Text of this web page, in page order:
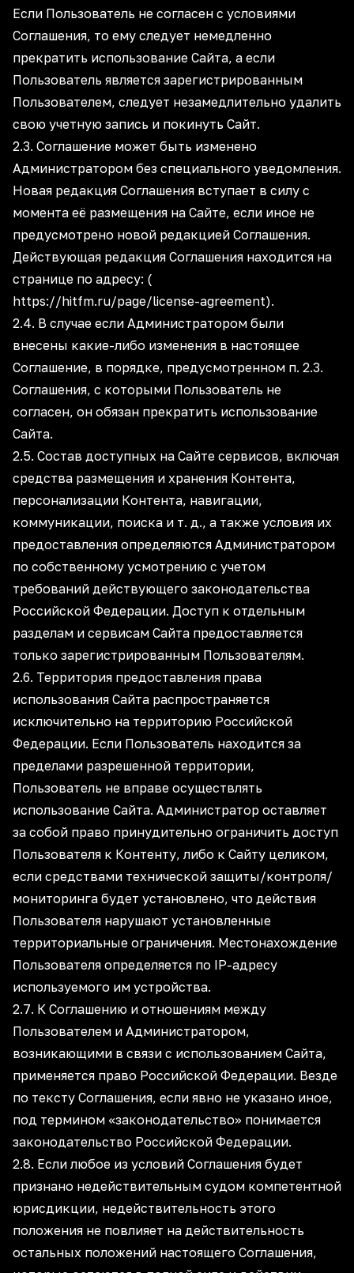
Если Пользователь не согласен с условиями
Соглашения, то ему следует немедленно
прекратить использование Сайта, а если
Пользователь является зарегистрированным
Пользователем, следует незамедлительно удалить
свою учетную запись и покинуть Сайт.
2.3. Соглашение может быть изменено
Администратором без специального уведомления.
Новая редакция Соглашения вступает в силу с
момента её размещения на Сайте, если иное не
предусмотрено новой редакцией Соглашения.
Действующая редакция Соглашения находится на
странице по адресу: (
https://hitfm.ru/page/license-agreement).
2.4. В случае если Администратором были
внесены какие-либо изменения в настоящее
Соглашение, в порядке, предусмотренном п. 2.3.
Соглашения, с которыми Пользователь не
согласен, он обязан прекратить использование
Сайта.
2.5. Состав доступных на Сайте сервисов, включая
средства размещения и хранения Контента,
персонализации Контента, навигации,
коммуникации, поиска и т. д., а также условия их
предоставления определяются Администратором
по собственному усмотрению с учетом
требований действующего законодательства
Российской Федерации. Доступ к отдельным
разделам и сервисам Сайта предоставляется
только зарегистрированным Пользователям.
2.6. Территория предоставления права
использования Сайта распространяется
исключительно на территорию Российской
Федерации. Если Пользователь находится за
пределами разрешенной территории,
Пользователь не вправе осуществлять
использование Сайта. Администратор оставляет
за собой право принудительно ограничить доступ
Пользователя к Контенту, либо к Сайту целиком,
если средствами технической защиты/контроля/
мониторинга будет установлено, что действия
Пользователя нарушают установленные
территориальные ограничения. Местонахождение
Пользователя определяется по IP-адресу
используемого им устройства.
2.7. К Соглашению и отношениям между
Пользователем и Администратором,
возникающими в связи с использованием Сайта,
применяется право Российской Федерации. Везде
по тексту Соглашения, если явно не указано иное,
под термином «законодательство» понимается
законодательство Российской Федерации.
2.8. Если любое из условий Соглашения будет
признано недействительным судом компетентной
юрисдикции, недействительность этого
положения не повлияет на действительность
остальных положений настоящего Соглашения,